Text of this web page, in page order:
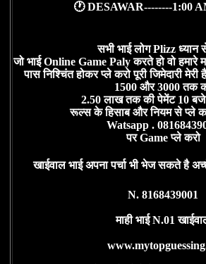
🕐 DESAWAR--------1:00
सभी भाई लोग Plizz ध्यान
जो भाई Online Game Paly करते हो वो हमारे
पास निश्चिंत होकर प्ले करो पूरी जिमेदारी मेरी
1500 और 3000 तक
2.50 लाख तक की पेमेंट 10
रूल्स के हिसाब और नियम से प्ले
Watsapp .
पर Game प्ले करो
खाईवाल भाई अपना पर्चा भी भेज सकते है
N. 8168439001
माही भाई N.01